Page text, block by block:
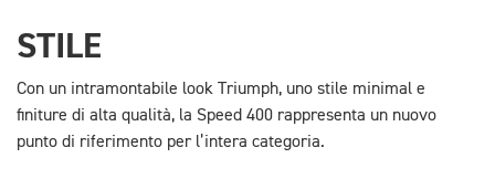
STILE
Con un intramontabile look Triumph, uno stile minimal e
finiture di alta qualità, la Speed 400 rappresenta un nuovo
punto di riferimento per l’intera categoria.